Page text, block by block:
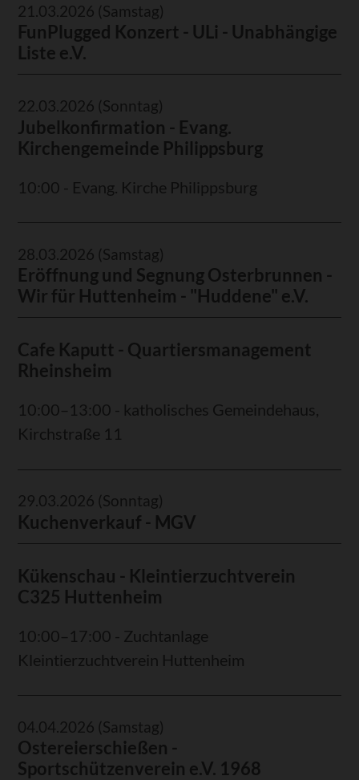
21.03.2026 (Samstag)
FunPlugged Konzert - ULi - Unabhängige
Liste e.V.
22.03.2026 (Sonntag)
Jubelkonfirmation - Evang.
Kirchengemeinde Philippsburg
10:00 - Evang. Kirche Philippsburg
28.03.2026 (Samstag)
Eröffnung und Segnung Osterbrunnen -
Wir für Huttenheim - "Huddene" e.V.
Cafe Kaputt - Quartiersmanagement
Rheinsheim
10:00–13:00 - katholisches Gemeindehaus,
Kirchstraße 11
29.03.2026 (Sonntag)
Kuchenverkauf - MGV
Kükenschau - Kleintierzuchtverein
C325 Huttenheim
10:00–17:00 - Zuchtanlage
Kleintierzuchtverein Huttenheim
04.04.2026 (Samstag)
Ostereierschießen -
Sportschützenverein e.V. 1968